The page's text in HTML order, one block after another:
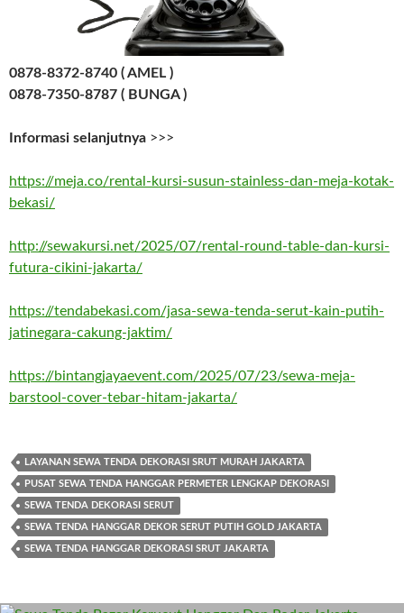
0878-8372-8740 ( AMEL )
0878-7350-8787 ( BUNGA )
Informasi selanjutnya >>>
https://meja.co/rental-kursi-susun-stainless-dan-meja-kotak-
bekasi/
http://sewakursi.net/2025/07/rental-round-table-dan-kursi-
futura-cikini-jakarta/
https://tendabekasi.com/jasa-sewa-tenda-serut-kain-putih-
jatinegara-cakung-jaktim/
https://bintangjayaevent.com/2025/07/23/sewa-meja-
barstool-cover-tebar-hitam-jakarta/
LAYANAN SEWA TENDA DEKORASI SRUT MURAH JAKARTA
PUSAT SEWA TENDA HANGGAR PERMETER LENGKAP DEKORASI
SEWA TENDA DEKORASI SERUT
SEWA TENDA HANGGAR DEKOR SERUT PUTIH GOLD JAKARTA
SEWA TENDA HANGGAR DEKORASI SRUT JAKARTA